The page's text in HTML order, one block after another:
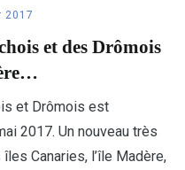
2017
et des Drômois
et Drômois est
2017. Un nouveau très
Canaries, l’île Madère,